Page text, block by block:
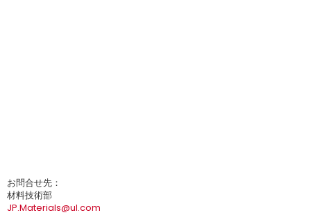
お問合せ先：
材料技術部
JP.Materials@ul.com